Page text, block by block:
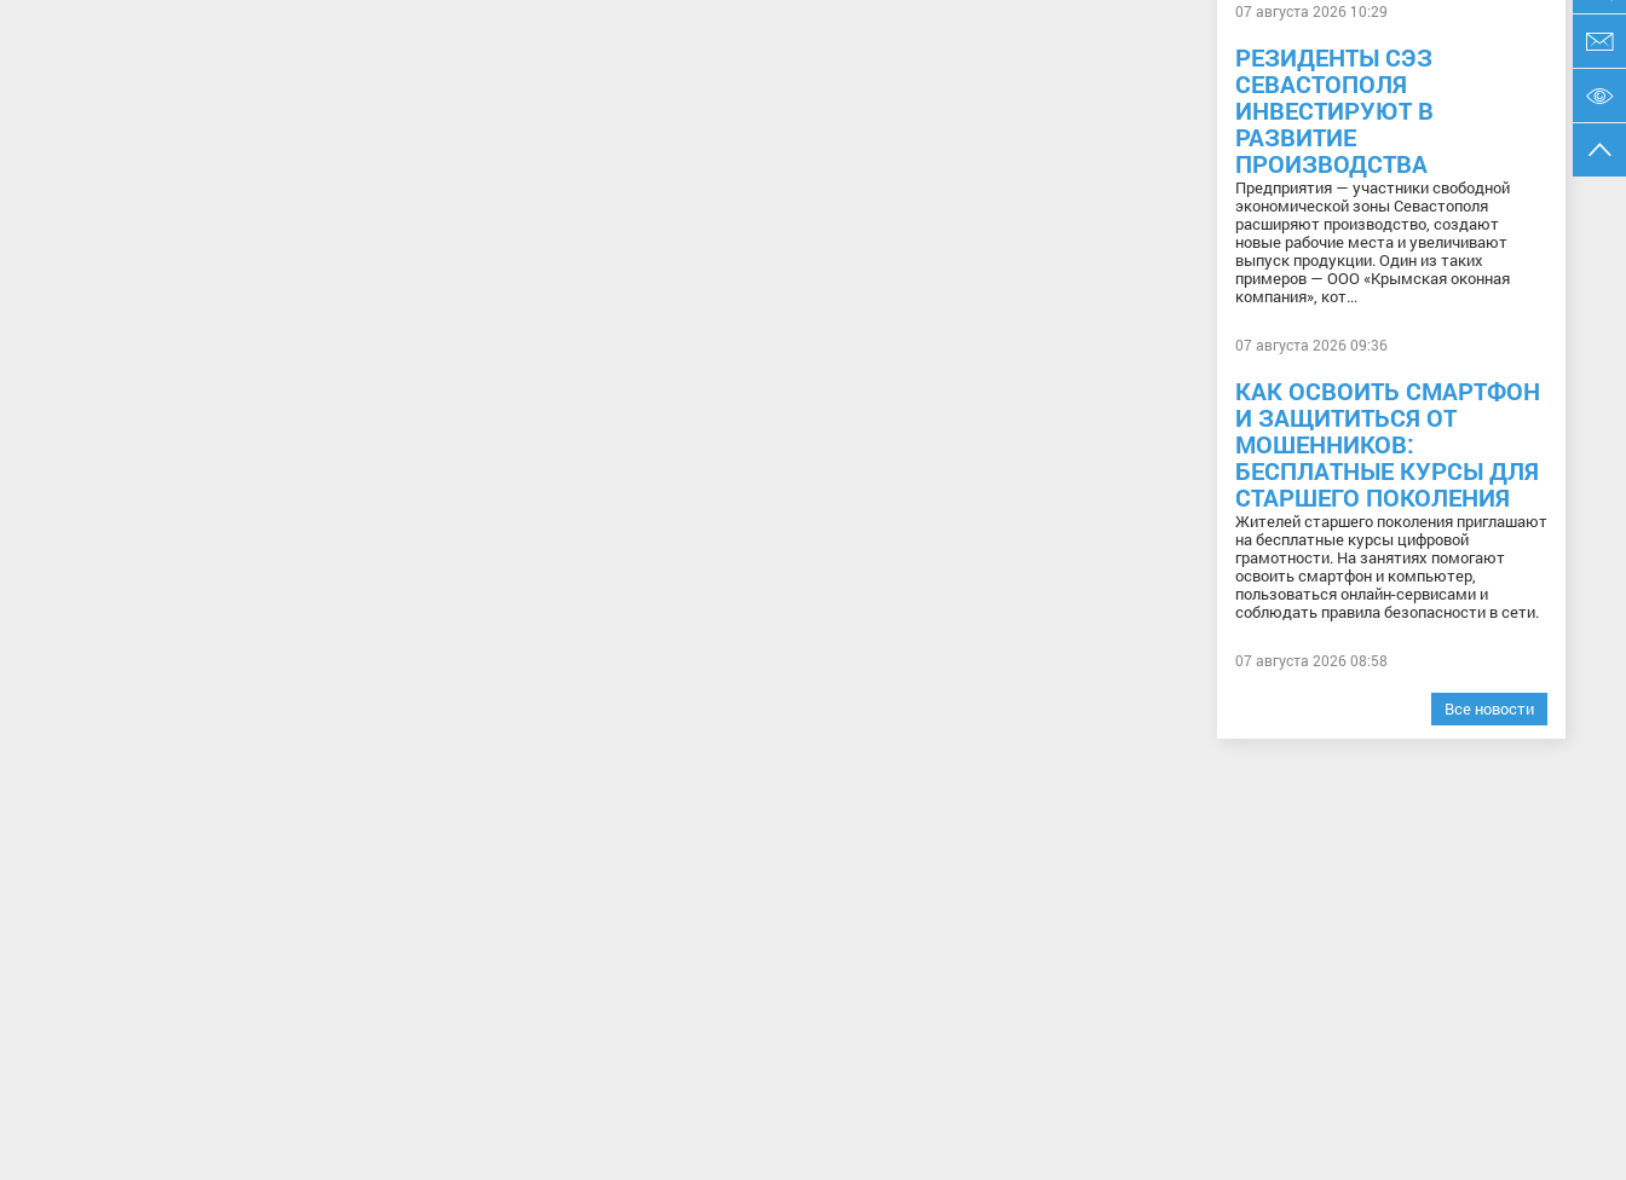
07 августа 2026 10:29
РЕЗИДЕНТЫ СЭЗ
СЕВАСТОПОЛЯ
ИНВЕСТИРУЮТ В
РАЗВИТИЕ
ПРОИЗВОДСТВА
Предприятия — участники свободной
экономической зоны Севастополя
расширяют производство, создают
новые рабочие места и увеличивают
выпуск продукции. Один из таких
примеров — ООО «Крымская оконная
компания», кот...
07 августа 2026 09:36
КАК ОСВОИТЬ СМАРТФОН
И ЗАЩИТИТЬСЯ ОТ
МОШЕННИКОВ:
БЕСПЛАТНЫЕ КУРСЫ ДЛЯ
СТАРШЕГО ПОКОЛЕНИЯ
Жителей старшего поколения приглашают
на бесплатные курсы цифровой
грамотности. На занятиях помогают
освоить смартфон и компьютер,
пользоваться онлайн-сервисами и
соблюдать правила безопасности в сети.
07 августа 2026 08:58
Все новости